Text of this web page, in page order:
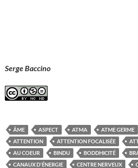
Serge Baccino
ÂME ASPECT ATMA ATME GERME
ATTENTION
ATTENTION FOCALISÉE
AU COEUR
BINDU BODDHICITÉ
CANAUX D'ÉNERGIE
CENTRE NERVEUX